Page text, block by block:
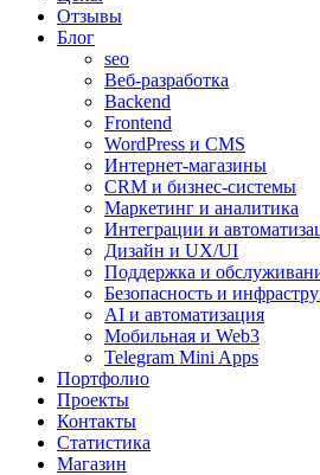
Отзывы
Блог
seo
Веб-разработка
Backend
Frontend
WordPress и CMS
Интернет-магазины
CRM и бизнес-системы
Маркетинг и аналитика
Интеграции и
Дизайн и UX/UI
Поддержка и
Безопасность и
AI и автоматизация
Мобильная и Web3
Telegram Mini Apps
Портфолио
Проекты
Контакты
Статистика
Магазин